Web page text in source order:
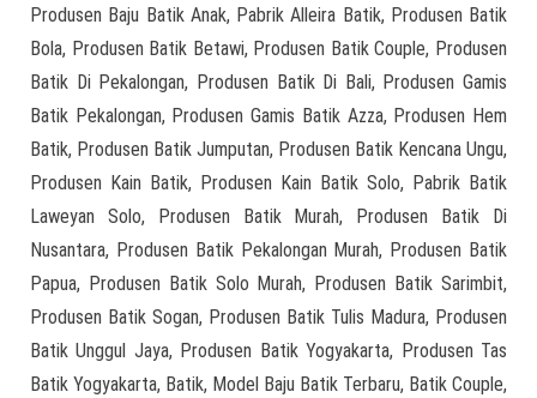
Produsen Baju Batik Anak, Pabrik Alleira Batik, Produsen Batik
Bola, Produsen Batik Betawi, Produsen Batik Couple, Produsen
Batik Di Pekalongan, Produsen Batik Di Bali, Produsen Gamis
Batik Pekalongan, Produsen Gamis Batik Azza, Produsen Hem
Batik, Produsen Batik Jumputan, Produsen Batik Kencana Ungu,
Produsen Kain Batik, Produsen Kain Batik Solo, Pabrik Batik
Laweyan Solo, Produsen Batik Murah, Produsen Batik Di
Nusantara, Produsen Batik Pekalongan Murah, Produsen Batik
Papua, Produsen Batik Solo Murah, Produsen Batik Sarimbit,
Produsen Batik Sogan, Produsen Batik Tulis Madura, Produsen
Batik Unggul Jaya, Produsen Batik Yogyakarta, Produsen Tas
Batik Yogyakarta, Batik, Model Baju Batik Terbaru, Batik Couple,